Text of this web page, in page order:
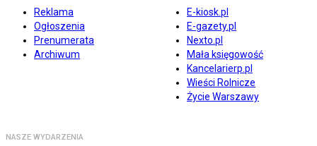
Reklama
Ogłoszenia
Prenumerata
Archiwum
E-kiosk.pl
E-gazety.pl
Nexto.pl
Mała księgowość
Kancelarierp.pl
Wieści Rolnicze
Życie Warszawy
NASZE WYDARZENIA